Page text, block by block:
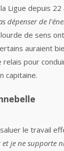
Ligue depuis 22
dépenser de
de sens
auraient
relais pour
capitaine.
le travail
je ne supporte